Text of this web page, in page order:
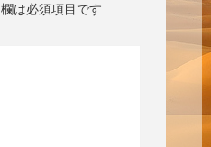
は必須項目です